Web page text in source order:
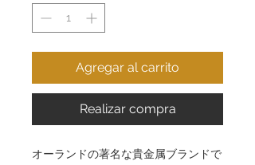
Agregar al carrito
Realizar compra
オーランドの著名な貴金属ブランドで